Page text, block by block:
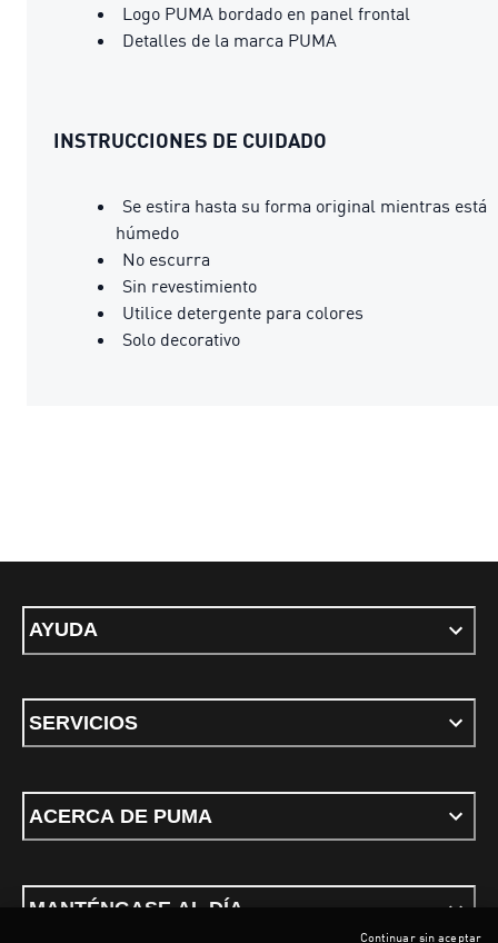
Logo PUMA bordado en panel frontal
Detalles de la marca PUMA
INSTRUCCIONES DE CUIDADO
Se estira hasta su forma original mientras está
húmedo
No escurra
Sin revestimiento
Utilice detergente para colores
Solo decorativo
AYUDA
SERVICIOS
ACERCA DE PUMA
MANTÉNGASE AL DÍA
Continuar sin aceptar